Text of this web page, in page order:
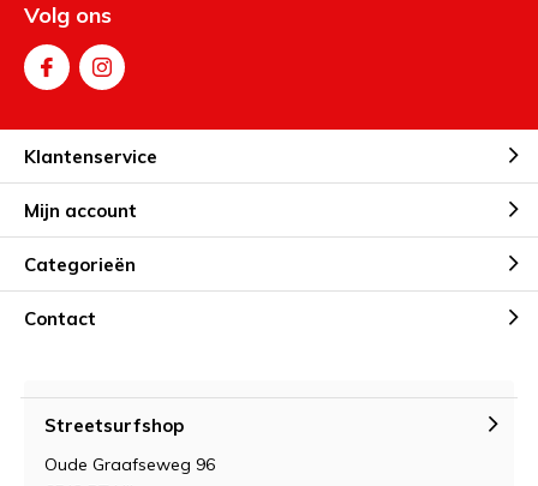
Volg ons
Klantenservice
Mijn account
Categorieën
Contact
Streetsurfshop
Oude Graafseweg 96